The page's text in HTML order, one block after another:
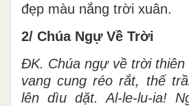
đẹp màu nắng trời xuân.
2/ Chúa Ngự Về Trời
ĐK. Chúa ngự về trời
vang cung réo rắt, thế
lên dìu dặt. Al-le-lu-ia!